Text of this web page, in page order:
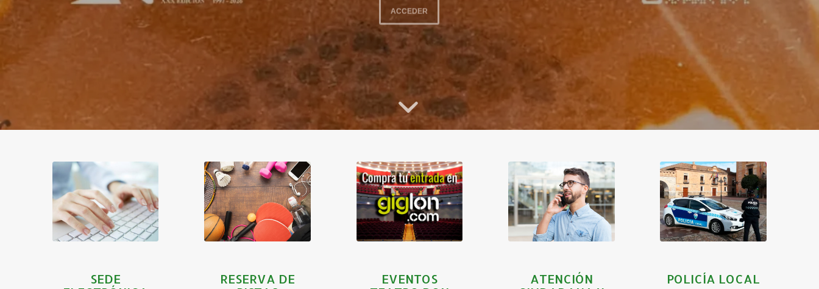
ACCEDER
SEDE
ELECTRÓNICA
SEDE
RESERVA
TU PISTA
DEPORTIVA
RESERVA DE
EVENTOS
TEATRO
DON
QUIJOTE
EVENTOS
DIRECTORIO
DE
CONTACTOS
ATENCIÓN
POLICÍA
925481005
POLICÍA LOCAL